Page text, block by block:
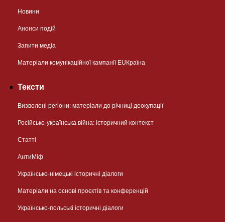
Новини
Анонси подій
Запити медіа
Матеріали комунікаційної кампанії EUКраїна
Тексти
Визволені регіони: матеріали до річниці деокупації
Російсько-українська війна: історичний контекст
Статті
АнтиМіф
Українсько-німецькі історичні діалоги
Матеріали на основі проєктів та конференцій
Українсько-польські історичні діалоги